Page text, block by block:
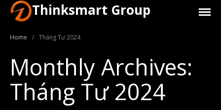
Thinksmart Group
Home / Tháng Tư 2024
Monthly Archives:
Tháng Tư 2024